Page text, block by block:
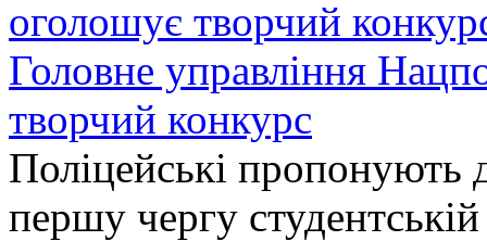
Головне управління
творчий конкурс
Поліцейські пропонують
першу чергу